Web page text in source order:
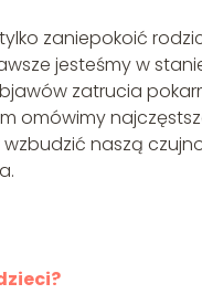
zaniepokoić
jesteśmy w
zatrucia
omówimy
naszą